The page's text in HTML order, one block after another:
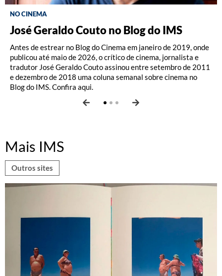
NO CINEMA
José Geraldo Couto no Blog do IMS
Antes de estrear no Blog do Cinema em janeiro de 2019, onde
publicou até maio de 2026, o crítico de cinema, jornalista e
tradutor José Geraldo Couto assinou entre setembro de 2011
e dezembro de 2018 uma coluna semanal sobre cinema no
Blog do IMS. Confira aqui.
Blog do Cinema
Ensaios e entrevistas relacionados à programação de cinema
promovida pelo IMS. Textos da equipe de Cinema e de
convidados sobre os filmes em cartaz e a coleção de DVDs do
IMS. Coluna semanal do crítico de cinema José Geraldo Couto.
Coleção de DVDs
A coleção DVD IMS existe desde 2012 e já lançou diversos
filmes, entre produções brasileiras e estrangeiras. Os DVDs
podem ser adquiridos nas lojas dos nossos centros culturais e
na loja online do IMS.
Mais IMS
Outros sites